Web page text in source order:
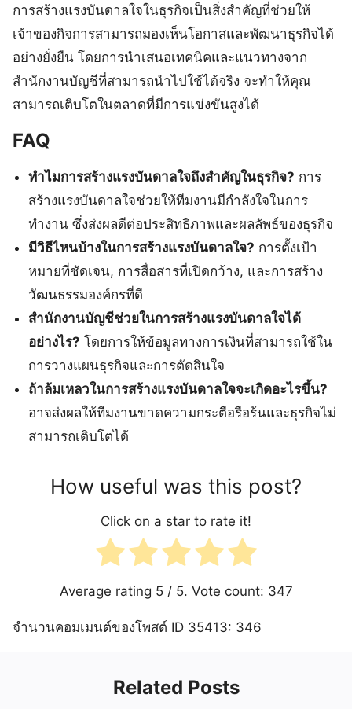
การสร้างแรงบันดาลใจในธุรกิจเป็นสิ่งสำคัญที่ช่วยให้
เจ้าของกิจการสามารถมองเห็นโอกาสและพัฒนาธุรกิจได้
อย่างยั่งยืน โดยการนำเสนอเทคนิคและแนวทางจาก
สำนักงานบัญชีที่สามารถนำไปใช้ได้จริง จะทำให้คุณ
สามารถเติบโตในตลาดที่มีการแข่งขันสูงได้
FAQ
ทำไมการสร้างแรงบันดาลใจถึงสำคัญในธุรกิจ? การ
สร้างแรงบันดาลใจช่วยให้ทีมงานมีกำลังใจในการ
ทำงาน ซึ่งส่งผลดีต่อประสิทธิภาพและผลลัพธ์ของธุรกิจ
มีวิธีไหนบ้างในการสร้างแรงบันดาลใจ? การตั้งเป้า
หมายที่ชัดเจน, การสื่อสารที่เปิดกว้าง, และการสร้าง
วัฒนธรรมองค์กรที่ดี
สำนักงานบัญชีช่วยในการสร้างแรงบันดาลใจได้
อย่างไร? โดยการให้ข้อมูลทางการเงินที่สามารถใช้ใน
การวางแผนธุรกิจและการตัดสินใจ
ถ้าล้มเหลวในการสร้างแรงบันดาลใจจะเกิดอะไรขึ้น?
อาจส่งผลให้ทีมงานขาดความกระตือรือร้นและธุรกิจไม่
สามารถเติบโตได้
How useful was this post?
Click on a star to rate it!
Average rating 5/ 5. Vote count: 347
จำนวนคอมเมนต์ของโพสต์ ID 35413: 346
Related Posts